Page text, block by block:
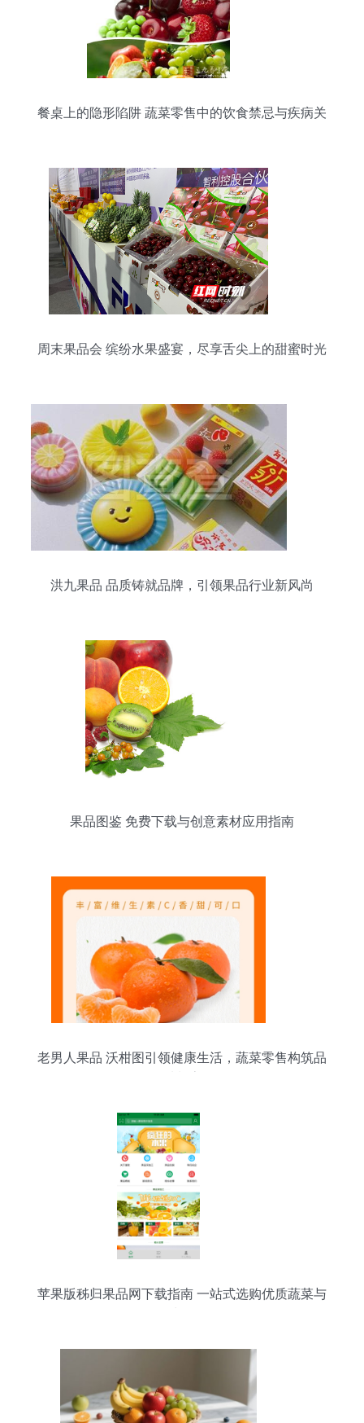
餐桌上的隐形陷阱 蔬菜零售中的饮食禁忌与疾病关
周末果品会 缤纷水果盛宴，尽享舌尖上的甜蜜时光
洪九果品 品质铸就品牌，引领果品行业新风尚
果品图鉴 免费下载与创意素材应用指南
老男人果品 沃柑图引领健康生活，蔬菜零售构筑品
苹果版秭归果品网下载指南 一站式选购优质蔬菜与